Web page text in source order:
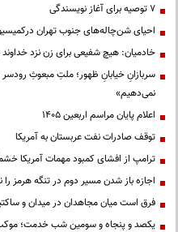
۷ توصیه برای آغاز نویسندگی
احیای شن‌چاله‌های جنوب تهران درکمیسیون ماده
خادمیان: هیچ شفیعی برای زن نزد
سربازانِ خیابانِ ظهور؛ ملتِ مبعوثِ رودسر
نمی‌دهیم»
اعلام پایان مراسم اربعین ۱۴۰۵
توقف صادرات نفت عربستان به آمریکا
ترامپ از افشای کمبود مهمات آمریکا
اجازه باز شدن مسیر دوم در تنگه هرمز را
فرق است میان مجاهدان در میدان و
یکصد و پنجاه و سومین شب خدمت؛ موکب